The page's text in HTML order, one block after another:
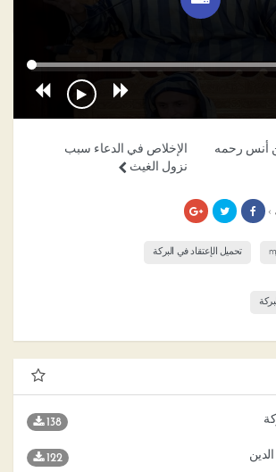
الإخلاص في الدعاء سبب
نزول الغيث
أنس رحمه
تحميل الإعتقاد في البركة
138
122